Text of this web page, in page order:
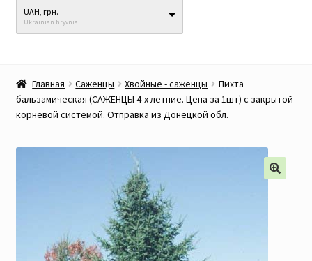
Семена
Прайс-лист
Наши мероприятия, Акции
Корзина
UAH, грн.
Ukrainian hryvnia
Главная Саженцы Хвойные - саженцы
Пихта
бальзамическая (САЖЕНЦЫ 4-х летние. Цена за 1шт) с закрытой
корневой системой. Отправка из Донецкой обл.